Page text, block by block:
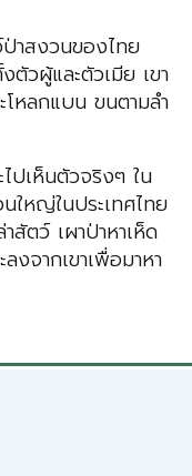
าสงวนของไทย
ตัวผู้และตัวเมีย เขา
หลกแบน ขนตามลำ
ปเห็นตัวจริงๆ ใน
ใหญ่ในประเทศไทย
ตว์ เผาป่าหาเห็ด
งจากเขาเพื่อมาหา